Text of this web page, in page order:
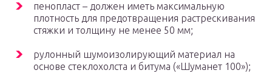
пенопласт – должен иметь максимальную
плотность для предотвращения растрескивания
стяжки и толщину не менее 50 мм;
рулонный шумоизолирующий материал на
основе стеклохолста и битума («Шуманет 100»);